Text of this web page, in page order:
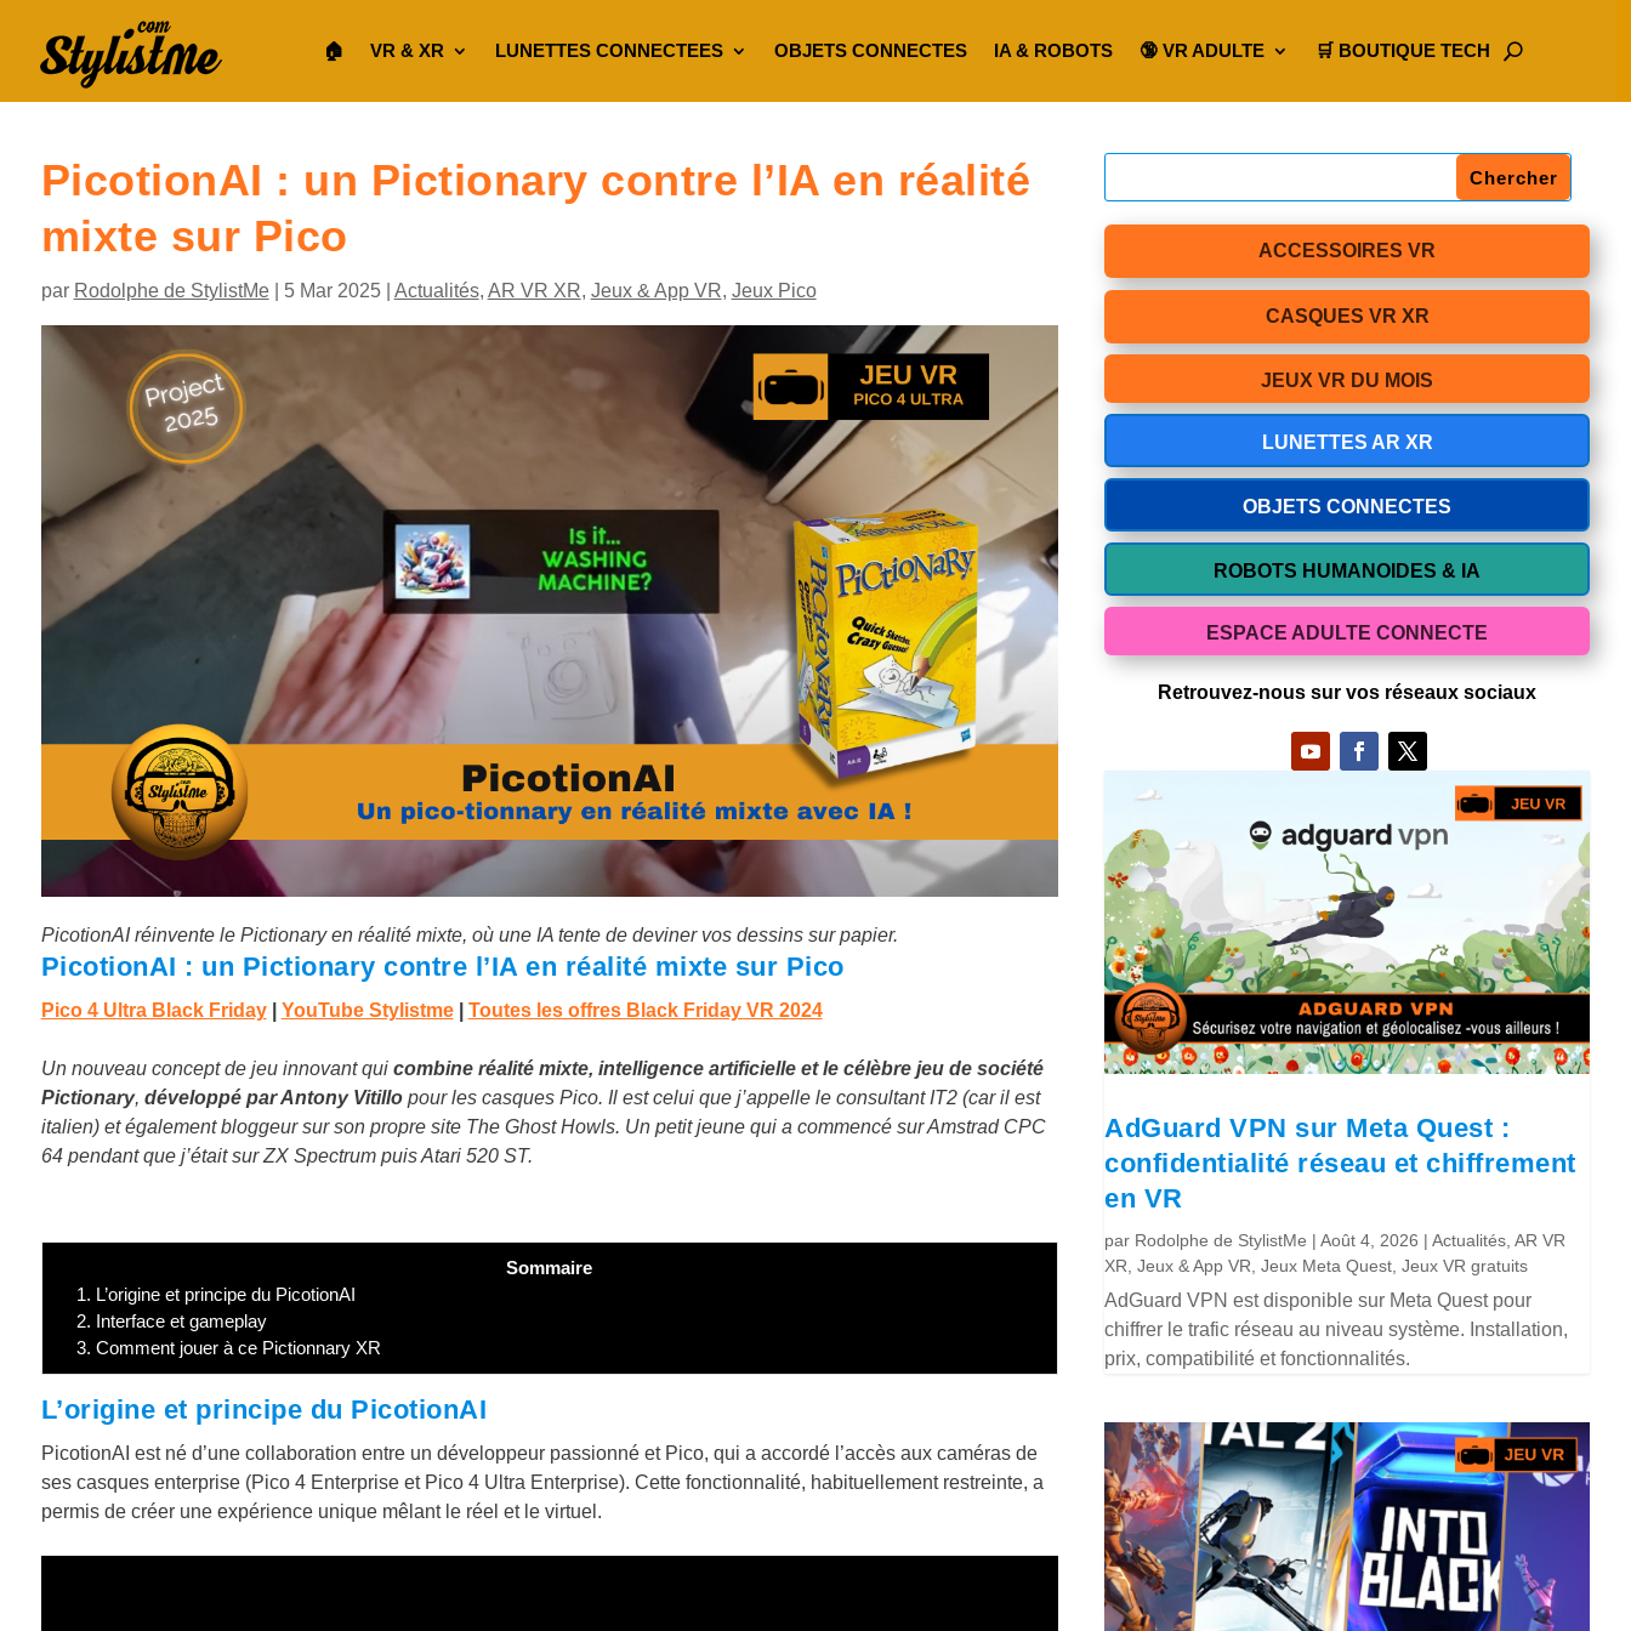
🏠︎ VR & XR LUNETTES CONNECTEES OBJETS CONNECTES IA & ROBOTS 🔞 VR ADULTE 🛒 BOUTIQUE TECH
PicotionAI : un Pictionary contre l’IA en réalité
mixte sur Pico
par Rodolphe de StylistMe| 5 Mar 2025| Actualités, AR VR XR, Jeux & App VR, Jeux Pico
PicotionAI réinvente le Pictionary en réalité mixte, où une IA tente de deviner vos dessins sur papier.
PicotionAI : un Pictionary contre l’IA en réalité mixte sur Pico
Pico 4 Ultra Black Friday YouTube Stylistme| Toutes les offres Black Friday VR 2024
Un nouveau concept de jeu innovant quicombine réalité mixte, intelligence artificielle et le célèbre jeu de société
Pictionary, développé par Antony Vitillopour les casques Pico. Il est celui que j’appelle le consultant IT2(car il est
italien) et également bloggeur sur son propre site The Ghost Howls. Un petit jeune qui a commencé sur Amstrad CPC
64 pendant que j’était sur ZX Spectrum puis Atari 520 ST.
Sommaire
1. L’origine et principe du PicotionAI
2. Interface et gameplay
3. Comment jouer à ce Pictionnary XR
L’origine et principe du PicotionAI
PicotionAI est né d’une collaboration entre un développeur passionné et Pico, qui a accordé l’accès aux caméras de
ses casques enterprise (Pico 4 Enterprise et Pico 4 Ultra Enterprise). Cette fonctionnalité, habituellement restreinte, a
permis de créer une expérience unique mêlant le réel et le virtuel.
ACCESSOIRES VR
CASQUES VR XR
JEUX VR DU MOIS
LUNETTES AR XR
OBJETS CONNECTES
ROBOTS HUMANOIDES & IA
ESPACE ADULTE CONNECTE
Retrouvez-nous sur vos réseaux sociaux
AdGuard VPN sur Meta Quest :
confidentialité réseau et chiffrement
en VR
par Rodolphe de StylistMe |Août 4, 2026 |Actualités ,AR VR
XR ,Jeux & App VR ,Jeux Meta Quest ,Jeux VR gratuits
AdGuard VPN est disponible sur Meta Quest pour
chiffrer le trafic réseau au niveau système. Installation,
prix, compatibilité et fonctionnalités.